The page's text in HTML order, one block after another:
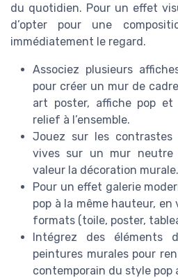
du quotidien. Pour un effet
d’opter pour une
immédiatement le regard.
Associez plusieurs
pour créer un mur de
art poster, affiche pop
relief à l’ensemble.
Jouez sur les
vives sur un mur
valeur la décoration murale.
Pour un effet galerie
pop à la même hauteur,
formats (toile, poster,
Intégrez des
peintures murales pour
contemporain du style pop